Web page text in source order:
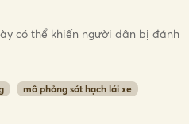
có thể khiến người dân bị đánh
mô phỏng sát hạch lái xe